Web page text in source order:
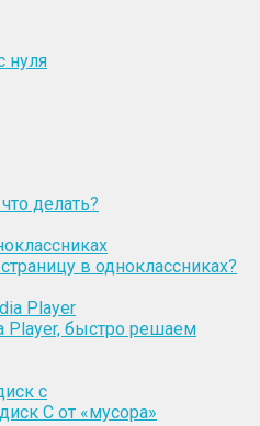
нуля
делать?
в одноклассниках?
Player, быстро решаем
С от «мусора»